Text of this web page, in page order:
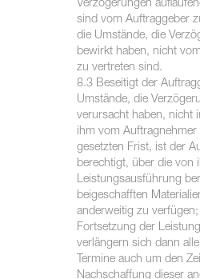
Verzögerungen
sind vom Auftraggeber
die Umstände, die
bewirkt haben, nicht
zu vertreten sind.
8.3 Beseitigt der
Umstände, die
verursacht haben, nicht
ihm vom Auftragnehmer
gesetzten Frist, ist der
berechtigt, über die von
Leistungsausführung
beigeschafften
anderweitig zu
Fortsetzung der
verlängern sich dann
Termine auch um den
Nachschaffung dieser